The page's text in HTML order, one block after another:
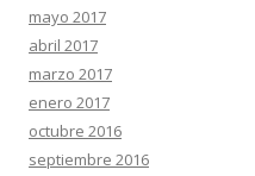
mayo 2017
abril 2017
marzo 2017
enero 2017
octubre 2016
septiembre 2016